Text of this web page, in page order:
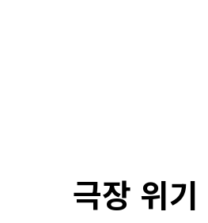
극장 위